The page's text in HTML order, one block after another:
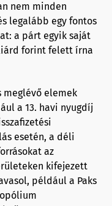
nem minden
legalább egy fontos
a párt egyik saját
forint felett írna
meglévő elemek
a 13. havi nyugdíj
esetén, a déli
az
kifejezett
például a Paks